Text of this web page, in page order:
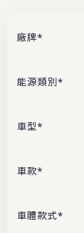
廠牌*
能源類別*
車型*
車款*
車體款式*